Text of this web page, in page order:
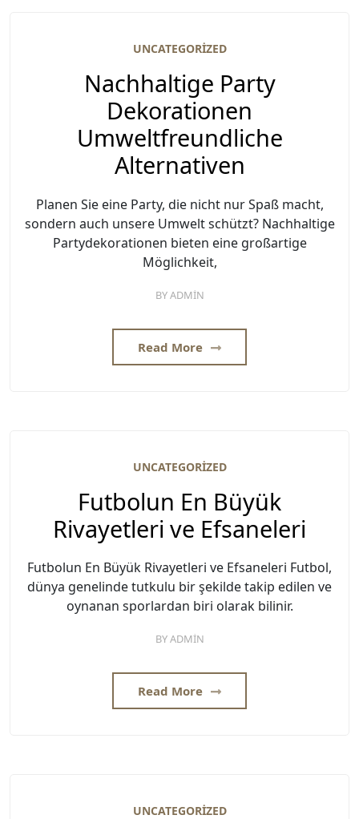
UNCATEGORIZED
Nachhaltige Party
Dekorationen
Umweltfreundliche
Alternativen
Planen Sie eine Party, die nicht nur Spaß macht,
sondern auch unsere Umwelt schützt? Nachhaltige
Partydekorationen bieten eine großartige
Möglichkeit,
BYADMIN
Read More
UNCATEGORIZED
Futbolun En Büyük
Rivayetleri ve Efsaneleri
Futbolun En Büyük Rivayetleri ve Efsaneleri Futbol,
dünya genelinde tutkulu bir şekilde takip edilen ve
oynanan sporlardan biri olarak bilinir.
BYADMIN
Read More
UNCATEGORIZED